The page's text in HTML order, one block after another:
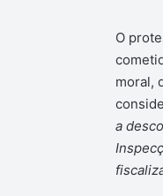
O
moral,
a